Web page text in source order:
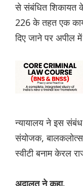
से संबंधित शिकायत
226 के तहत एक
दिए जाने पर अपील
न्यायालय ने इस
संयोजक,
स्वीटी बनाम केरल
अदालत ने कहा,